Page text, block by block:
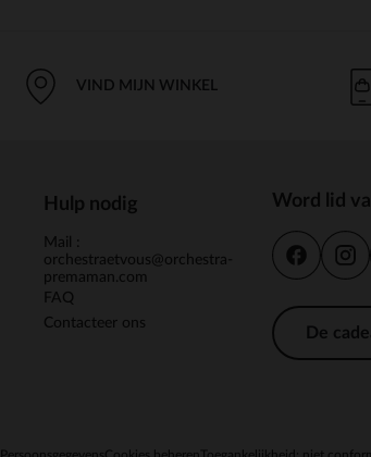
VIND MIJN WINKEL
Hulp nodig
Mail :
orchestraetvous@orchestra-
premaman.com
FAQ
Contacteer ons
Word lid
De